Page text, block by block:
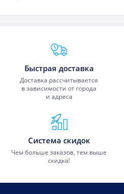
Преимущества
Быстрая доставка
Доставка рассчитывается
в зависимости от города
и адреса
Система скидок
Чем больше заказов, тем выше
скидка!